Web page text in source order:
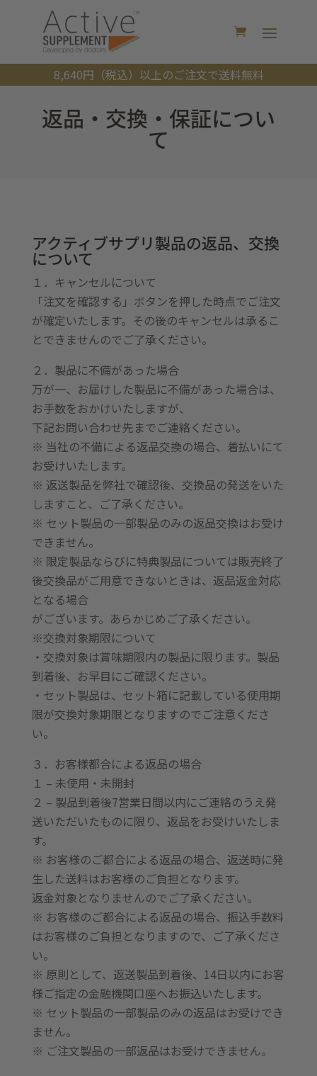
8,640円（税込）以上のご注文で送料無料
返品・交換・保証につい
て
アクティブサプリ製品の返品、交換
について
１．キャンセルについて
「注文を確認する」ボタンを押した時点でご注文
が確定いたします。その後のキャンセルは承るこ
とできませんのでご了承ください。
２．製品に不備があった場合
万が一、お届けした製品に不備があった場合は、
お手数をおかけいたしますが、
下記お問い合わせ先までご連絡ください。
※ 当社の不備による返品交換の場合、着払いにて
お受けいたします。
※ 返送製品を弊社で確認後、交換品の発送をいた
しますこと、ご了承ください。
※ セット製品の一部製品のみの返品交換はお受け
できません。
※ 限定製品ならびに特典製品については販売終了
後交換品がご用意できないときは、返品返金対応
となる場合
がございます。あらかじめご了承ください。
※交換対象期限について
・交換対象は賞味期限内の製品に限ります。製品
到着後、お早目にご確認ください。
・セット製品は、セット箱に記載している使用期
限が交換対象期限となりますのでご注意くださ
い。
３．お客様都合による返品の場合
１ – 未使用・未開封
２ – 製品到着後7営業日間以内にご連絡のうえ発
送いただいたものに限り、返品をお受けいたしま
す。
※ お客様のご都合による返品の場合、返送時に発
生した送料はお客様のご負担となります。
返金対象となりませんのでご了承ください。
※ お客様のご都合による返品の場合、振込手数料
はお客様のご負担となりますので、ご了承くださ
い。
※ 原則として、返送製品到着後、14日以内にお客
様ご指定の金融機関口座へお振込いたします。
※ セット製品の一部製品のみの返品はお受けでき
ません。
※ ご注文製品の一部返品はお受けできません。